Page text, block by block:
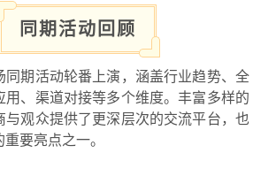
同期活动回顾
同期活动轮番上演，涵盖行业趋势、全
用、渠道对接等多个维度。丰富多样的
与观众提供了更深层次的交流平台，也
要亮点之一。